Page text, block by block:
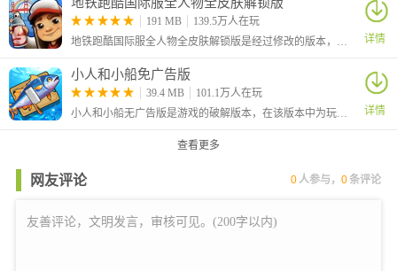
191 MB
139.5万人在玩
地铁跑酷国际服全人物全皮肤解锁版是经过修改的版本，大家在游戏中可以自由的选择角色，还解锁全部的皮肤，让你可以对角色进行自由的装扮，从而有着更加个性化的效果。
详情
小人和小船免广告版
39.4 MB
101.1万人在玩
小人和小船无广告版是游戏的破解版本，在该版本中为玩家去除了广告，玩家可以不看广告直接获得奖励。这是一款休闲模拟游戏，在游戏中玩家将化身为航海家，你需要做的就是不断的召唤钓鱼。
详情
查看更多
网友评论 0 人参与，0条评论